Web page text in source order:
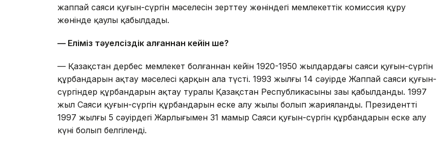
жаппай саяси қуғын-сүргін мәселесін зерттеу жөніндегі мемлекеттік комиссия құру
жөнінде қаулы қабылдады.
— Еліміз тәуелсіздік алғаннан кейін ше?
— Қазақстан дербес мемлекет болғаннан кейін 1920-1950 жылдардағы саяси қуғын-сүргін
құрбандарын ақтау мәселесі қарқын ала түсті. 1993 жылғы 14 сәуiрде Жаппай саяси қуғын-
сүргiндер құрбандарын ақтау туралы Қазақстан Республикасының заңы қабылданды. 1997
жыл Саяси қуғын-сүргін құрбандарын еске алу жылы болып жарияланды. Президенттің
1997 жылғы 5 сәуірдегі Жарлығымен 31 мамыр Саяси қуғын-сүргін құрбандарын еске алу
күні болып белгіленді.